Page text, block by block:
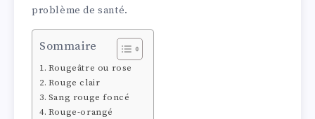
problème de santé.
Sommaire
Rougeâtre ou rose
Rouge clair
Sang rouge foncé
Rouge-orangé